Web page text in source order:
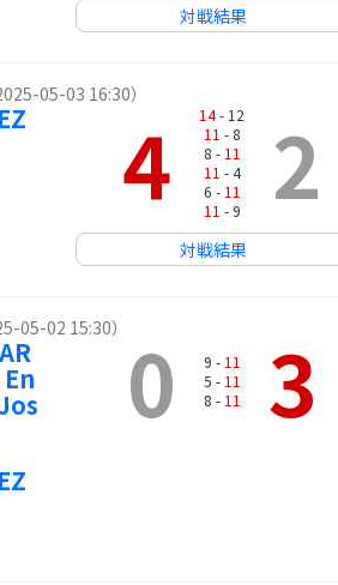
対戦結果
2025-05-03 16:30）
4 14- 12
11 - 8
8 - 11
11 - 4
6 - 11
11 - 9 2
対戦結果
05-02 15:30） 0 9 - 11
5 - 11
8 - 11 3